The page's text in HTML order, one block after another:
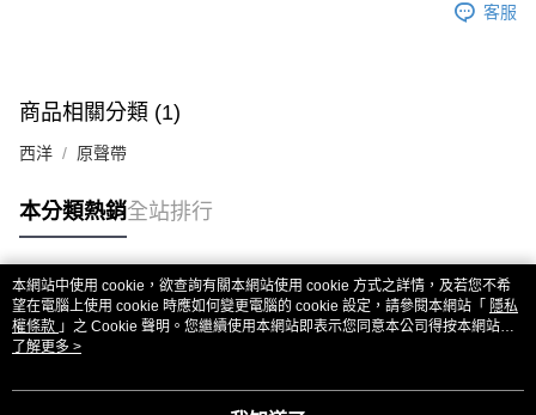
客服
商品相關分類 (1)
西洋 原聲帶
本分類熱銷全站排行
熱門標籤
本網站中使用 cookie，欲查詢有關本網站使用 cookie 方式之詳情，及若您不希
望在電腦上使用 cookie 時應如何變更電腦的 cookie 設定，請參閱本網站「 隱私
權條款 」之 Cookie 聲明。您繼續使用本網站即表示您同意本公司得按本網站使
用條款之 Cookie 聲明使用 cookie。
了解更多 >